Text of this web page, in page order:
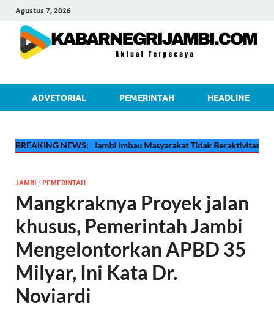
Agustus 7, 2026
ADVETORIAL PEMERINTAH HEADLINE
BREAKING NEWS:
Pertamina EP Jambi Imbau Masyarakat Tidak Beraktivitas di Atas
JAMBI / PEMERINTAH
Mangkraknya Proyek jalan
khusus, Pemerintah Jambi
Mengelontorkan APBD 35
Milyar, Ini Kata Dr.
Noviardi